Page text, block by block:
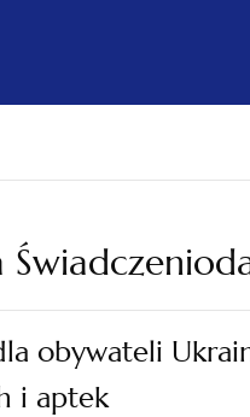
obywateli
i aptek